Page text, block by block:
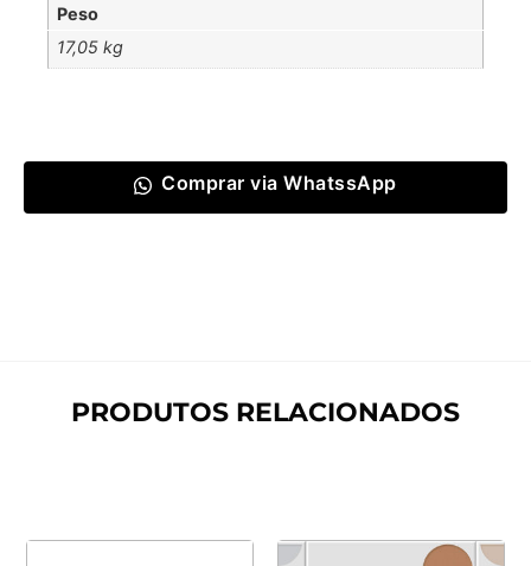
Peso
17,05 kg
Comprar via WhatssApp
PRODUTOS RELACIONADOS